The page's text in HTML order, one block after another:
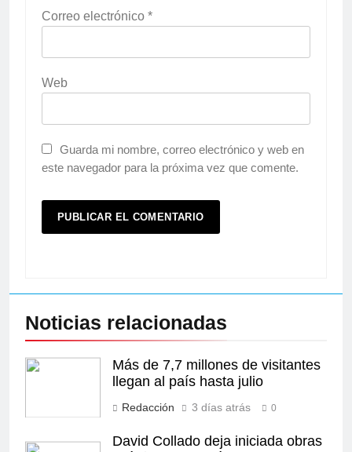
Correo electrónico *
Web
Guarda mi nombre, correo electrónico y web en
este navegador para la próxima vez que comente.
Noticias relacionadas
Más de 7,7 millones de visitantes
llegan al país hasta julio
Redacción 3 días atrás 0
David Collado deja iniciada obras